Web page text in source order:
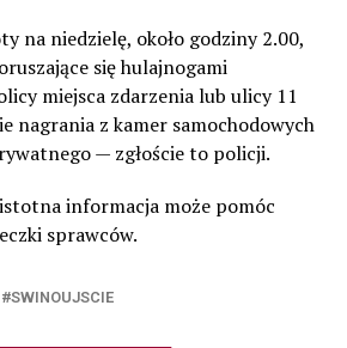
na niedzielę, około godziny 2.00,
się hulajnogami
miejsca zdarzenia lub ulicy 11
nagrania z kamer samochodowych
— zgłoście to policji.
informacja może pomóc
sprawców.
SWINOUJSCIE